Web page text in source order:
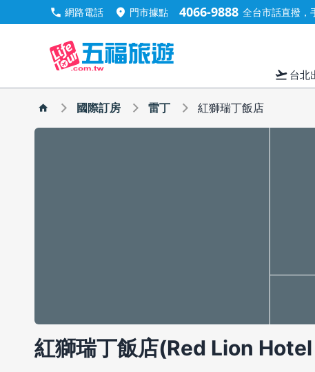
call 網路電話 location_on 門市據點 4066-9888 全台市話直撥，
flight_takeoff 台北
國際訂房 雷丁 紅獅瑞丁飯店
紅獅瑞丁飯店(Red Lion